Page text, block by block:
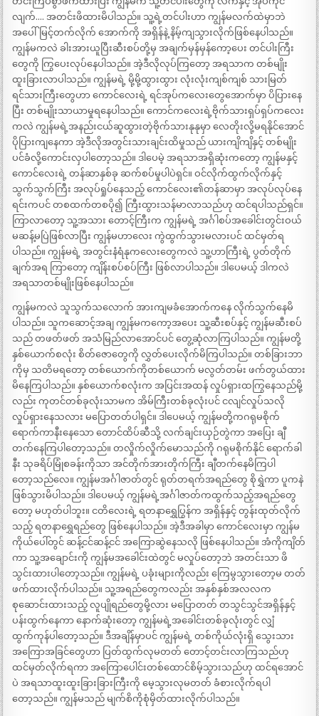
လျက်…. အတင်းဖိထားမိပါသည်။ သူ့ရဲ့တင်ပါးဟာ ကျွန်မလက်ထဲမှာဘဲ
အပေါ်မြင့်တက်လိုက် အောက်ကို အရှိန်နဲ့ နိမ့်ကျသွားလိုက်ဖြစ်နေပါသည်။
ကျွန်မကလဲ ခါးအားယူပြီးဆီးစပ်တို့မှ အချက်မှန်မှန်ကော့ပေး တင်ပါးကြီး
တွေကို ကြွပေးလုပ်နေပါသည်။ အဲ့ဒီလိုလုပ်ကြတော့ အရသာက တစ်မျိုး
ထူးခြားလာပါသည်။ ကျွန်မရဲ့ မို့မို့ထွားထွား လုံးလုံးကျစ်ကျစ် သားမြတ်
ရင်သားကြီးတွေဟာ ကောင်လေးရဲ့ ရင်အုပ်ကလေးတွေအောက်မှာ ပိပြားနေ
ပြီး တစ်မျိုးသာယာမှုရနေပါသည်။ ကောင်ကလေးရဲ့ဗိုက်သားရှပ်ရှပ်ကလေး
ကလဲ ကျွန်မရဲ့အနည်းငယ်ဆူထွားတဲ့ဗိုက်သားနုနုမှာ လေတိုးလို့မရနိုင်အောင်
ပိုပြားကျနေကာ အဲ့ဒီလိုအတွင်းသားချင်းထိမှုသည် ယားကျိကျိနှင့် တစ်မျိုး
ပင်ခံလို့ကောင်းလှပါတော့သည်။ ဒါပေမဲ့ အရသာအရှိဆုံးကတော့ ကျွန်မနှင့်
ကောင်လေးရဲ့ တန်ဆာနှစ်ခု ဆက်စပ်မှုပါပဲရှင်။ ဝင်လိုက်ထွက်လိုက်နှင့်
သွက်သွက်ကြီး အလုပ်ရှုပ်နေသည့် ကောင်လေး၏တန်ဆာမှာ အလုပ်လုပ်နေ
ရင်းကပင် တစထက်တစပို၍ ကြီးထွားသန်မာလာသည်ဟု ထင်ရပါသည်ရှင်။
ကြာလာတော့ သူ့အသား တောင့်ကြီးက ကျွန်မရဲ့ အင်္ဂါစပ်အခေါင်းတွင်းဝယ်
မဆန့်မပြဲဖြစ်လာပြီး ကျွန်မဟာလေး ကွဲထွက်သွားမလားပင် ထင်မှတ်ရ
ပါသည်။ ကျွန်မရဲ့ အတွင်းနံရံနုကလေးတွေကလဲ သူ့ဟာကြီးရဲ့ ပွတ်တိုက်
ချက်အရ ကြာတော့ ကျိန်းစပ်စပ်ကြီး ဖြစ်လာပါသည်။ ဒါပေမယ့် ဒါကလဲ
အရသာတစ်မျိုးဖြစ်နေပါသည်။
ကျွန်မကလဲ သူသွက်သလောက် အားကျမခံအောက်ကနေ လိုက်သွက်နေမိ
ပါသည်။ သူကဆောင့်အချ ကျွန်မကကော့အပေး သူ့ဆီးစပ်နှင့် ကျွန်မဆီးစပ်
သည် တဖတ်ဖတ် အသံမြည်လာအောင်ပင် တွေ့ဆုံလာကြပါသည်။ ကျွန်မတို့
နှစ်ယောက်စလုံး စိတ်ဇောတွေကို လွှတ်ပေးလိုက်မိကြပါသည်။ တစ်ခြားဘာ
ကိုမှ သတိမရတော့ တစ်ယောက်ကိုတစ်ယောက် မလွတ်တမ်း ဖက်တွယ်ထား
မိနေကြပါသည်။ နှစ်ယောက်စလုံးက အပြင်းအထန် လှုပ်ရှားထကြွနေသည်မို့
လည်း ကုတင်တစ်ခုလုံးသာမက အိမ်ကြီးတစ်ခုလုံးပင် ငလျင်လှုပ်သလို
လှုပ်ရှားနေသလား မပြောတတ်ပါရှင်။ ဒါပေမယ့် ကျွန်မတို့ကဂရုမစိုက်
ရောက်ကာနီးနေသော တောင်ထိပ်ဆီသို့ လက်ချင်းယှဉ်တွဲကာ အပြေး ချီ
တက်နေကြပါတော့သည်။ တလှိုက်လှိုက်မောသည်ကို ဂရုမစိုက်နိုင် ရောက်ခါ
နီး သုခရိပ်မြုံစခန်းကိုသာ အင်တိုက်အားတိုက်ကြီး ချီတက်နေမိကြပါ
တော့သည်လေ။ ကျွန်မအင်္ဂါဇာတ်တွင် ရုတ်တရက်အရည်တွေ စိုရွှဲကာ ပူကနဲ
ဖြစ်သွားမိပါသည်။ ဒါပေမယ့် ကျွန်မရဲ့အင်္ဂါဇာတ်ကထွက်သည့်အရည်တွေ
တော့ မဟုတ်ပါဘူး။ ငတိလေးရဲ့ ရတနာရွှေပြွန်က အရှိန်နှင့် တွန်းထုတ်လိုက်
သည့် ရတနာရွှေရည်တွေ ဖြစ်နေပါသည်။ အဲ့ဒီအခါမှာ ကောင်လေးမှာ ကျွန်မ
ကိုယ်ပေါ်တွင် ဆန့်ငင်ဆန့်ငင် အကြောဆွဲနေသလို ဖြစ်နေပါသည်။ အံကိုကျိတ်
ကာ သူ့အချောင်းကို ကျွန်မအခေါင်းထဲတွင် မလှုပ်တော့ဘဲ အတင်းသာ ဖိ
သွင်းထားပါတော့သည်။ ကျွန်မရဲ့ ပခုံးများကိုလည်း ကြေမွသွားတော့မ တတ်
ဖက်ထားလိုက်ပါသည်။ သူ့အရည်တွေကလည်း အနှစ်နှစ်အလလက
စုဆောင်းထားသည့် လူပျိုရည်တွေမို့လား မပြောတတ် တသွင်သွင်အရှိန်နှင့်
ပန်းထွက်နေကာ နောက်ဆုံးတော့ ကျွန်မရဲ့အခေါင်းတစ်ခုလုံးတွင် လျှံ
ထွက်ကုန်ပါတော့သည်။ ဒီအချိန်မှာပင် ကျွန်မရဲ့ တစ်ကိုယ်လုံးရှိ သွေးသား
အကြောအခြင်တွေဟာ ပြတ်ထွက်လုမတတ် တောင့်တင်းလာကြသည်ဟု
ထင်မှတ်လိုက်ရကာ အကြောပေါင်းတစ်ထောင်စိမ့်သွားသည်ဟု ထင်ရအောင်
ပဲ အရသာထူးထူးခြားခြားကြီးကို မေ့သွားလုမတတ် ခံစားလိုက်ရပါ
တော့သည်။ ကျွန်မသည် မျက်စိကိုစုံမှိတ်ထားလိုက်ပါသည်။